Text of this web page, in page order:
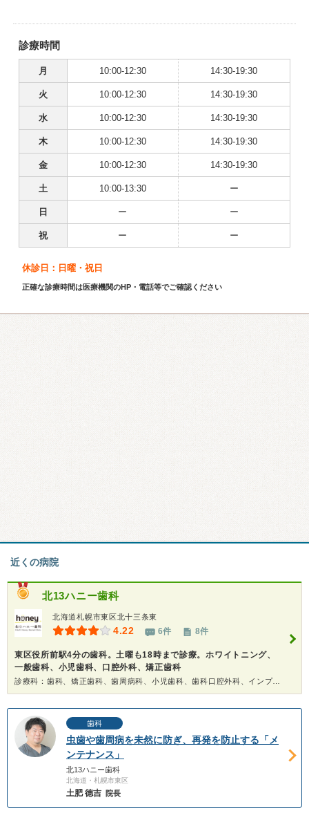
診療時間
月 10:00-12:30 14:30-19:30
火 10:00-12:30 14:30-19:30
水 10:00-12:30 14:30-19:30
木 10:00-12:30 14:30-19:30
金 10:00-12:30 14:30-19:30
土 10:00-13:30 ー
日 ー ー
祝 ー ー
休診日：日曜・祝日
正確な診療時間は医療機関のHP・電話等でご確認ください
近くの病院
北13ハニー歯科
北海道札幌市東区北十三条東
4.22 6件 8件
東区役所前駅4分の歯科。土曜も18時まで診療。ホワイトニング、
一般歯科、小児歯科、口腔外科、矯正歯科
診療科：歯科、矯正歯科、歯周病科、小児歯科、歯科口腔外科、インプラント、ホワイトニング
歯科
虫歯や歯周病を未然に防ぎ、再発を防止する「メ
ンテナンス」
北13ハニー歯科
北海道・札幌市東区
土肥 德吉 院長